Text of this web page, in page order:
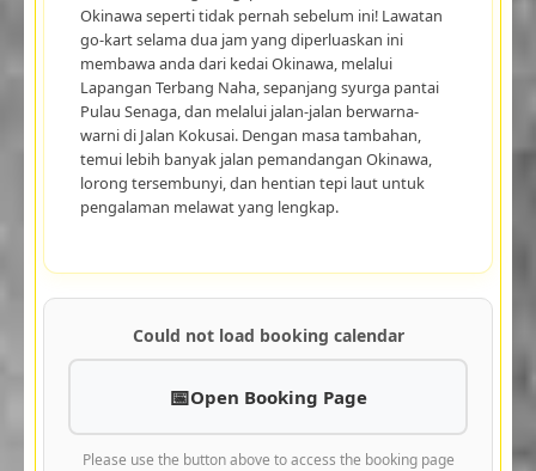
Okinawa seperti tidak pernah sebelum ini! Lawatan
go-kart selama dua jam yang diperluaskan ini
membawa anda dari kedai Okinawa, melalui
Lapangan Terbang Naha, sepanjang syurga pantai
Pulau Senaga, dan melalui jalan-jalan berwarna-
warni di Jalan Kokusai. Dengan masa tambahan,
temui lebih banyak jalan pemandangan Okinawa,
lorong tersembunyi, dan hentian tepi laut untuk
pengalaman melawat yang lengkap.
Could not load booking calendar
Open Booking Page
Please use the button above to access the booking page